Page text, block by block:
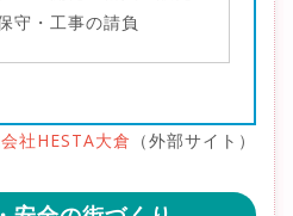
守・工事の請負
社HESTA大倉 （外部サイト）